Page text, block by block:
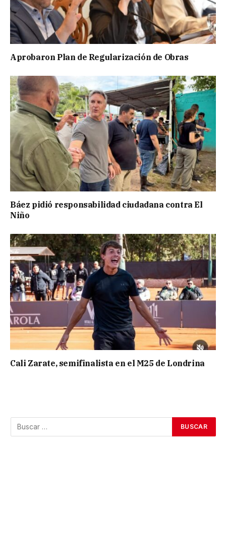
Aprobaron Plan de Regularización de Obras
Báez pidió responsabilidad ciudadana contra El
Niño
Cali Zarate, semifinalista en el M25 de Londrina